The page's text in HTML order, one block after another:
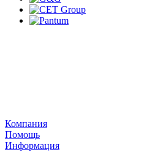
Компания
Помощь
Информация